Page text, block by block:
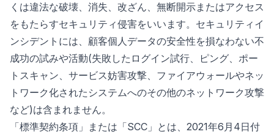
くは違法な破壊、消失、改ざん、無断開示またはアクセス
をもたらすセキュリティ侵害をいいます。セキュリティイ
ンシデントには、顧客個人データの安全性を損なわない不
成功の試みや活動(失敗したログイン試行、ピング、ポー
トスキャン、サービス妨害攻撃、ファイアウォールやネッ
トワーク化されたシステムへのその他のネットワーク攻撃
など)は含まれません。
「標準契約条項」または「SCC」とは、2021年6月4日付